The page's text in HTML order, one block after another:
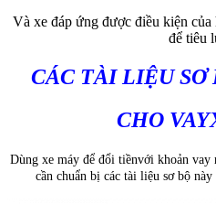
Và xe đáp ứng được điều kiện của
để tiêu
CÁC TÀI LIỆU SƠ
CHO VAY
Dùng xe máy để đổi tiềnvới khoản vay
cần chuẩn bị các tài liệu sơ bộ